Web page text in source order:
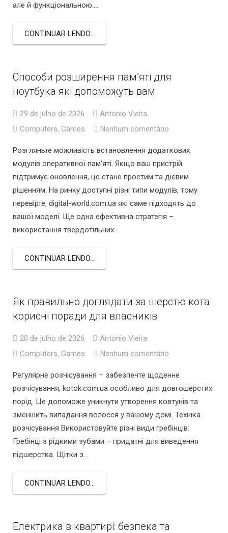
але й функціональною….
CONTINUAR LENDO...
Способи розширення пам’яті для
ноутбука які допоможуть вам
29 de julho de 2026
Antonio Vieira
Computers, Games
Nenhum comentário
Розгляньте можливість встановлення додаткових
модулів оперативної пам’яті. Якщо ваш пристрій
підтримує оновлення, це стане простим та дієвим
рішенням. На ринку доступні різні типи модулів, тому
перевірте, digital-world.com.ua які саме підходять до
вашої моделі. Ще одна ефективна стратегія –
використання твердотільних…
CONTINUAR LENDO...
Як правильно доглядати за шерстю кота
корисні поради для власників
20 de julho de 2026
Antonio Vieira
Computers, Games
Nenhum comentário
Регулярне розчісування – забезпечте щоденне
розчісування, kotok.com.ua особливо для довгошерстих
порід. Це допоможе уникнути утворення ковтунів та
зменшить випадання волосся у вашому домі. Техніка
розчісування Використовуйте різні види гребінців:
Гребінці з рідкими зубами – придатні для виведення
підшерстка. Щітки з…
CONTINUAR LENDO...
Електрика в квартирі: безпека та